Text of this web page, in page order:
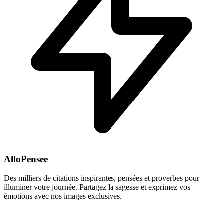
AlloPensee
Des milliers de citations inspirantes, pensées et proverbes pour
illuminer votre journée. Partagez la sagesse et exprimez vos
émotions avec nos images exclusives.